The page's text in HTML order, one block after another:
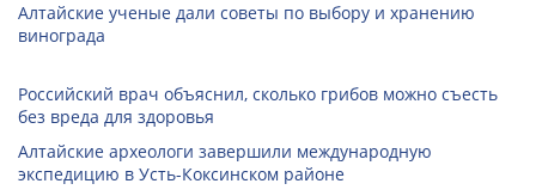
Алтайские ученые дали советы по выбору и хранению
винограда
Российский врач объяснил, сколько грибов можно съесть
без вреда для здоровья
Алтайские археологи завершили международную
экспедицию в Усть-Коксинском районе